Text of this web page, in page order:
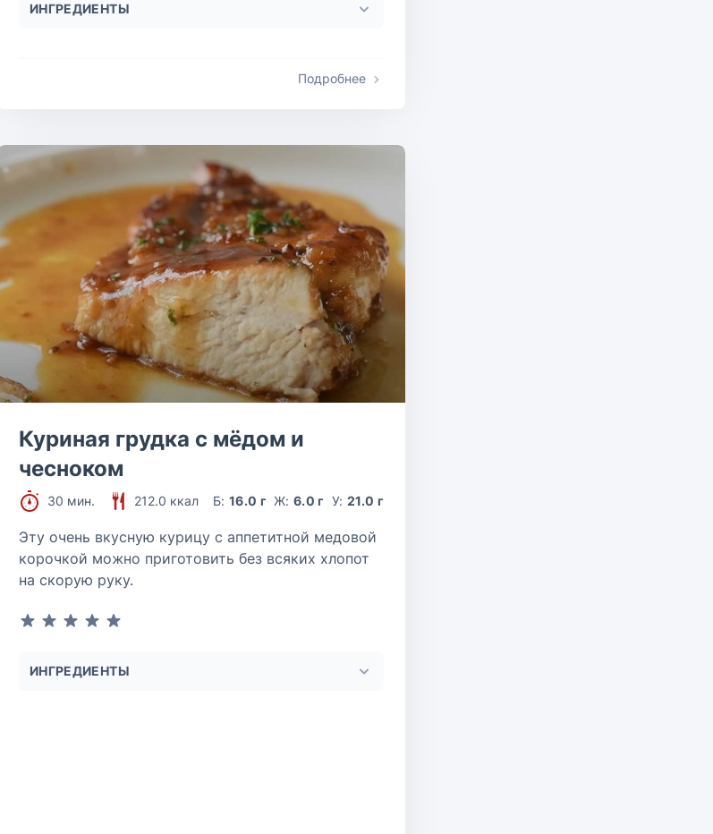
ИНГРЕДИЕНТЫ
Подробнее
Куриная грудка с мёдом и
чесноком
30 мин. 212.0 ккал Б: 16.0 г Ж:6.0 г У: 21.0 г
Эту очень вкусную курицу с аппетитной медовой
корочкой можно приготовить без всяких хлопот
на скорую руку.
ИНГРЕДИЕНТЫ